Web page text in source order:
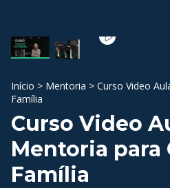
Início > Mentoria > Curso Video
Família
Curso Video
Mentoria para
Família